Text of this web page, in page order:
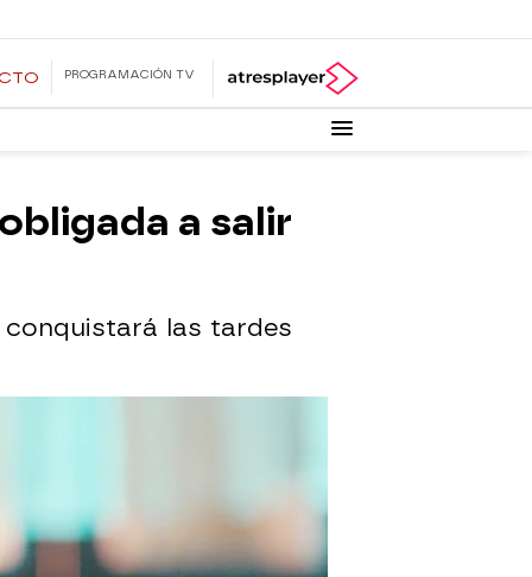
PROGRAMACIÓN TV
a salir
las tardes